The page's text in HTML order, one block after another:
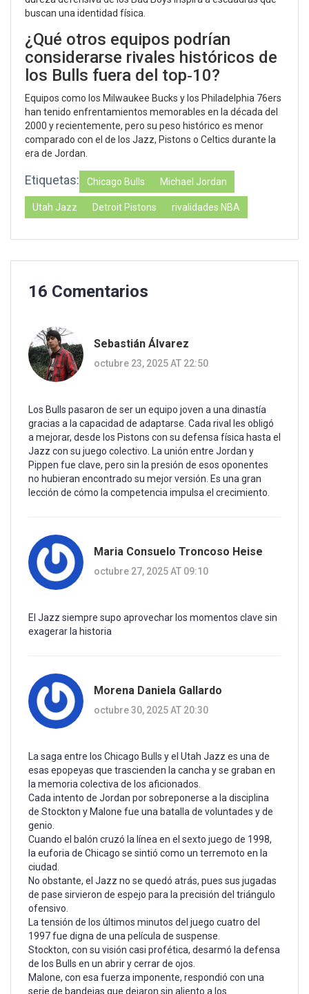
buscan una identidad física.
¿Qué otros equipos podrían
considerarse rivales históricos de
los Bulls fuera del top‑10?
Equipos como los Milwaukee Bucks y los Philadelphia 76ers
han tenido enfrentamientos memorables en la década del
2000 y recientemente, pero su peso histórico es menor
comparado con el de los Jazz, Pistons o Celtics durante la
era de Jordan.
Etiquetas: Chicago Bulls Michael Jordan
Utah Jazz Detroit Pistons rivalidades NBA
16 Comentarios
Sebastián Álvarez
octubre 23, 2025 AT 22:50
Los Bulls pasaron de ser un equipo joven a una dinastía
gracias a la capacidad de adaptarse. Cada rival les obligó
a mejorar, desde los Pistons con su defensa física hasta el
Jazz con su juego colectivo. La unión entre Jordan y
Pippen fue clave, pero sin la presión de esos oponentes
no hubieran encontrado su mejor versión. Es una gran
lección de cómo la competencia impulsa el crecimiento.
Maria Consuelo Troncoso Heise
octubre 27, 2025 AT 09:10
El Jazz siempre supo aprovechar los momentos clave sin
exagerar la historia
Morena Daniela Gallardo
octubre 30, 2025 AT 20:30
La saga entre los Chicago Bulls y el Utah Jazz es una de
esas epopeyas que trascienden la cancha y se graban en
la memoria colectiva de los aficionados.
Cada intento de Jordan por sobreponerse a la disciplina
de Stockton y Malone fue una batalla de voluntades y de
genio.
Cuando el balón cruzó la línea en el sexto juego de 1998,
la euforia de Chicago se sintió como un terremoto en la
ciudad.
No obstante, el Jazz no se quedó atrás, pues sus jugadas
de pase sirvieron de espejo para la precisión del triángulo
ofensivo.
La tensión de los últimos minutos del juego cuatro del
1997 fue digna de una película de suspense.
Stockton, con su visión casi profética, desarmó la defensa
de los Bulls en un abrir y cerrar de ojos.
Malone, con esa fuerza imponente, respondió con una
serie de bandejas que dejaron sin aliento a los